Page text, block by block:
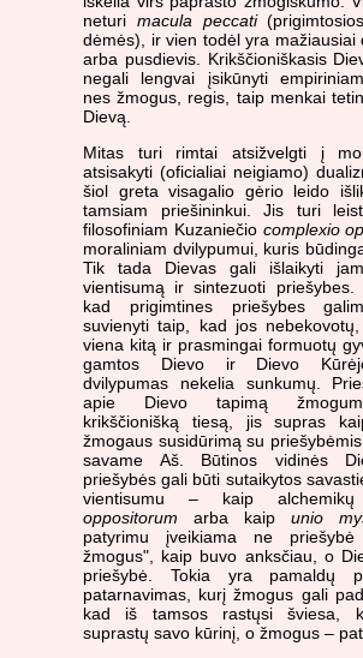
neturi macula peccati
dėmės), ir vien todėl yra mažiausiai
arba pusdievis. Krikščioniškasis
negali lengvai įsikūnyti
nes žmogus, regis, taip menkai
Dievą.
Mitas turi rimtai atsižvelgti į
atsisakyti (oficialiai neigiamo)
šiol greta visagalio gėrio leido
tamsiam priešininkui. Jis turi
filosofiniam Kuzaniečio complexio
moraliniam dvilypumui, kuris
Tik tada Dievas gali išlaikyti
vientisumą ir sintezuoti priešybes.
kad prigimtines priešybes
suvienyti taip, kad jos
viena kitą ir prasmingai formuotų
gamtos Dievo ir Dievo
dvilypumas nekelia sunkumų.
apie Dievo tapimą
krikščionišką tiesą, jis supras
žmogaus susidūrimą su
savame Aš. Būtinos vidinės
priešybės gali būti sutaikytos
vientisumu – kaip
oppositorum arba kaip unio
patyrimu įveikiama ne
žmogus", kaip buvo anksčiau, o
priešybė. Tokia yra pamaldų
patarnavimas, kurį žmogus gali
kad iš tamsos rastųsi šviesa,
suprastų savo kūrinį, o žmogus –